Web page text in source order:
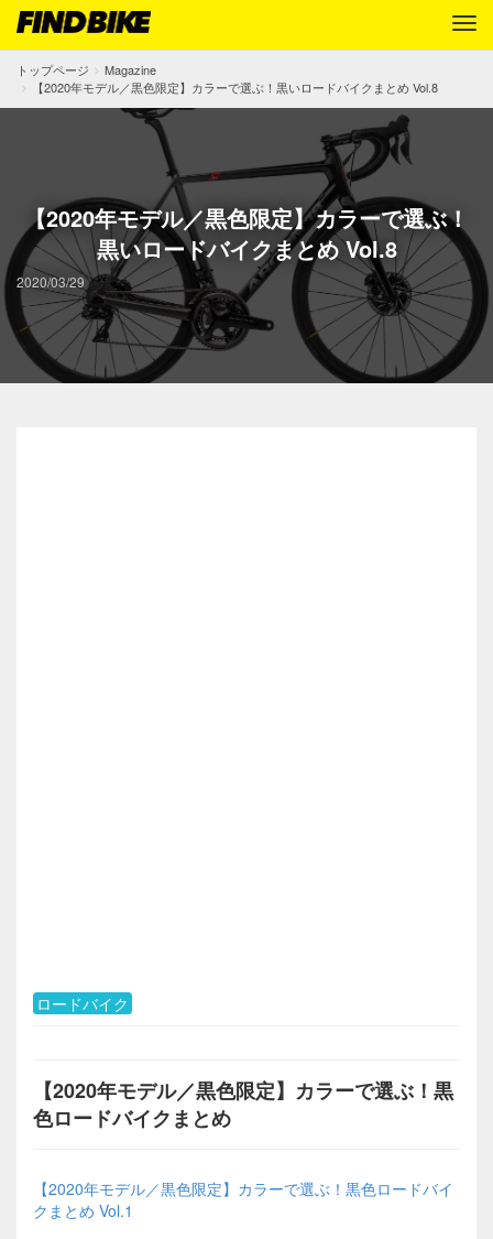
トップページ
Magazine
【2020年モデル／黒色限定】カラーで選ぶ！黒いロードバイクまとめ Vol.8
【2020年モデル／黒色限定】カラーで選ぶ！
黒いロードバイクまとめ Vol.8
2020/03/29
ロードバイク
【2020年モデル／黒色限定】カラーで選ぶ！黒
色ロードバイクまとめ
【2020年モデル／黒色限定】カラーで選ぶ！黒色ロードバイ
クまとめ Vol.1